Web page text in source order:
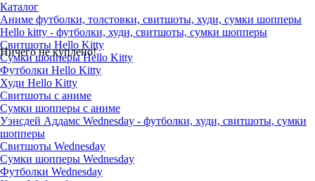
Ничего не куплено!
Каталог
Аниме футболки, толстовки, свитшоты, худи, сумки шопперы
Hello kitty - футболки, худи, свитшоты, сумки шопперы
Свитшоты Hello Kitty
Сумки шопперы Hello Kitty
Футболки Hello Kitty
Худи Hello Kitty
Свитшоты с аниме
Сумки шопперы с аниме
Уэнсдей Аддамс Wednesday - футболки, худи, свитшоты, сумки
шопперы
Свитшоты Wednesday
Сумки шопперы Wednesday
Футболки Wednesday